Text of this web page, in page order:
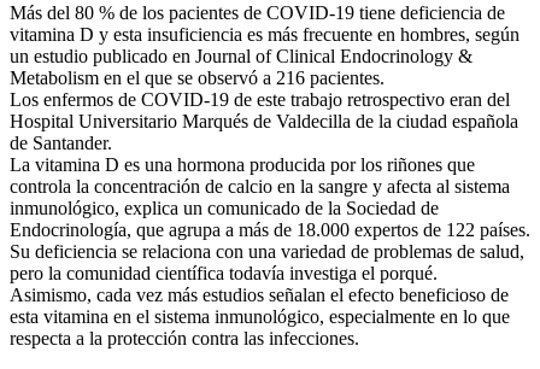
Más del 80 % de los pacientes de COVID-19 tiene deficiencia de
vitamina D y esta insuficiencia es más frecuente en hombres, según
un estudio publicado en Journal of Clinical Endocrinology &
Metabolism en el que se observó a 216 pacientes.
Los enfermos de COVID-19 de este trabajo retrospectivo eran del
Hospital Universitario Marqués de Valdecilla de la ciudad española
de Santander.
La vitamina D es una hormona producida por los riñones que
controla la concentración de calcio en la sangre y afecta al sistema
inmunológico, explica un comunicado de la Sociedad de
Endocrinología, que agrupa a más de 18.000 expertos de 122 países.
Su deficiencia se relaciona con una variedad de problemas de salud,
pero la comunidad científica todavía investiga el porqué.
Asimismo, cada vez más estudios señalan el efecto beneficioso de
esta vitamina en el sistema inmunológico, especialmente en lo que
respecta a la protección contra las infecciones.